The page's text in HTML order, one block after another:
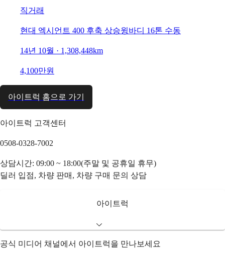
직거래
현대 엑시언트 400 후축 상승윙바디 16톤 수동
14년 10월 · 1,308,448km
4,100만원
아이트럭 홈으로 가기
아이트럭 고객센터
0508-0328-7002
상담시간: 09:00 ~ 18:00(주말 및 공휴일 휴무)
딜러 입점, 차량 판매, 차량 구매 문의 상담
아이트럭
공식 미디어 채널에서 아이트럭을 만나보세요